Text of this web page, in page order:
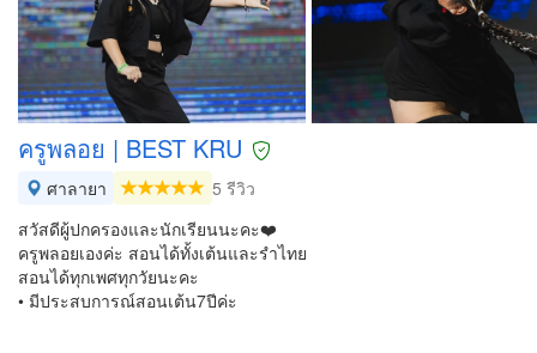
ครูพลอย | BEST KRU
ศาลายา
5 รีวิว
สวัสดีผู้ปกครองและนักเรียนนะคะ❤️
ครูพลอยเองค่ะ สอนได้ทั้งเต้นและรำไทย
สอนได้ทุกเพศทุกวัยนะคะ
• มีประสบการณ์สอนเต้น7ปีค่ะ